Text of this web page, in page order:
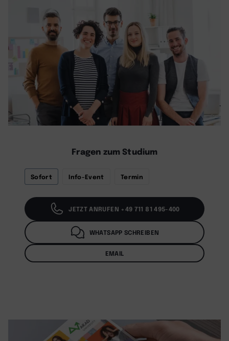
Fragen zum Studium
Sofort Info-Event Termin
JETZT ANRUFEN +49 711 81 495-400
WHATSAPP SCHREIBEN
EMAIL